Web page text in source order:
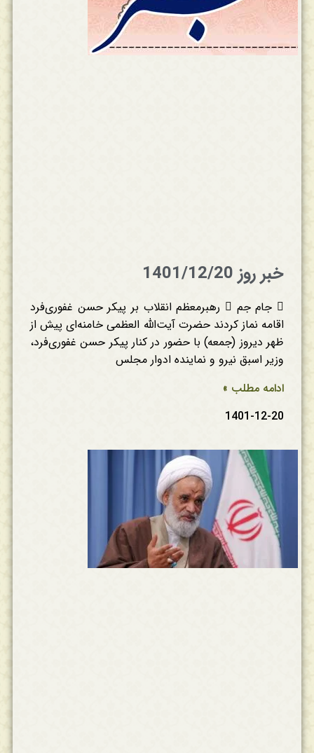
خبر روز 1401/12/20
 جام جم  رهبرمعظم انقلاب بر پیکر حسن غفوری‌فرد
اقامه نماز کردند حضرت آیت‌الله العظمی خامنه‌ای پیش از
ظهر دیروز (جمعه) با حضور در کنار پیکر حسن غفوری‌فرد،
وزیر اسبق نیرو و نماینده ادوار مجلس
ادامه مطلب »
1401-12-20